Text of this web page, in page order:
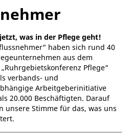
was in der Pflege geht!
haben sich rund 40
aus dem
Pflege“
verbands- und
Arbeitgeberinitiative
20.000 Beschäftigten. Darauf
unsere Stimme für das, was uns